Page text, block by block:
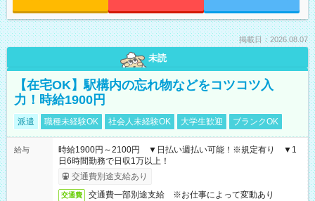
掲載日：2026.08.07
未読
【在宅OK】駅構内の忘れ物などをコツコツ入
力！時給1900円
派遣 職種未経験OK 社会人未経験OK 大学生歓迎 ブランクOK
給与
時給1900円～2100円 ▼日払い週払い可能！※規定有り ▼1
日6時間勤務で日収1万以上！
交通費別途支給あり
交通費 交通費一部別途支給 ※お仕事によって変動あり